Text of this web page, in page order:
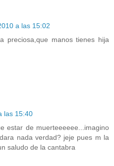
a las 15:02
preciosa,que manos tienes hija
las 15:40
estar de muerteeeeee...imagino
nada verdad? jeje pues m la
saludo de la cantabra